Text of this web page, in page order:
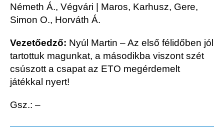
Németh Á., Végvári | Maros, Karhusz, Gere,
Simon O., Horváth Á.
Vezetőedző: Nyúl Martin –Az első félidőben jól
tartottuk magunkat, a másodikba viszont szét
csúszott a csapat az ETO megérdemelt
játékkal nyert!
Gsz.: –